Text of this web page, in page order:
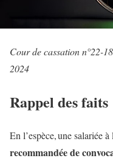
Cour de cassation n°22-
2024
Rappel des faits
En l’espèce, une salariée
recommandée de